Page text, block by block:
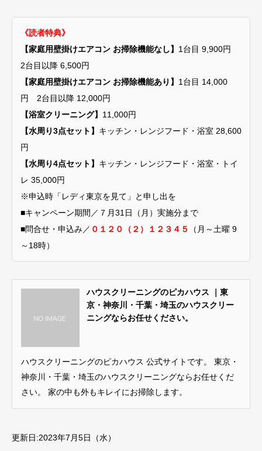
《読者特典》
【家庭用壁掛けエアコン お掃除機能なし】 1台目 9,900円
2台目以降 6,500円
【家庭用壁掛けエアコン お掃除機能あり】 1台目 14,000
円 2台目以降 12,000円
【浴室クリーニング】 11,000円
【水周り3点セット】 キッチン・レンジフード・浴室 28,600
円
【水周り4点セット】 キッチン・レンジフード・浴室・トイ
レ 35,000円
※申込時「レディ東京を見て」と申し出を
■キャンペーン期間／７月31日（月）実施分まで
■問合せ・申込み／ ０１２０（２）１２３４５
（月～土曜 9
～18時）
ハウスクリーニングのピカハウス ｜東
京・神奈川・千葉・埼玉のハウスクリー
ニングならお任せください。
ハウスクリーニングのピカハウス 公式サイトです。 東京・
神奈川・千葉・埼玉のハウスクリーニングならお任せくだ
さい。 家の中も外もキレイにお掃除します。
更新日:2023年7月5日（水）